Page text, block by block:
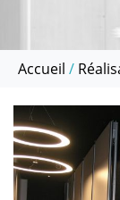
Accueil /